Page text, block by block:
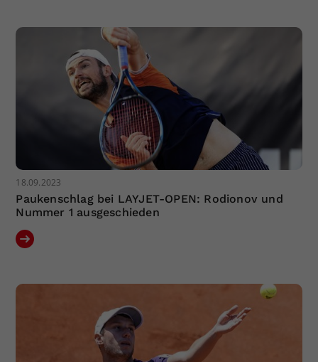
18.09.2023
Paukenschlag bei LAYJET-OPEN: Rodionov und
Nummer 1 ausgeschieden
Einstellungen. Unter anderem eine
zufällig generierte ID, für die
historische Speicherung Ihrer
vorgenommen Einstellungen, falls der
Webseiten-Betreiber dies eingestellt
hat.